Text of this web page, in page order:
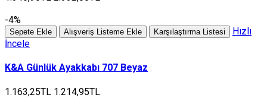
-4%
Sepete Ekle Alışveriş Listeme Ekle Karşılaştırma Listesi
Hızlı
İncele
K&A Günlük Ayakkabı 707 Beyaz
1.163,25TL 1.214,95TL